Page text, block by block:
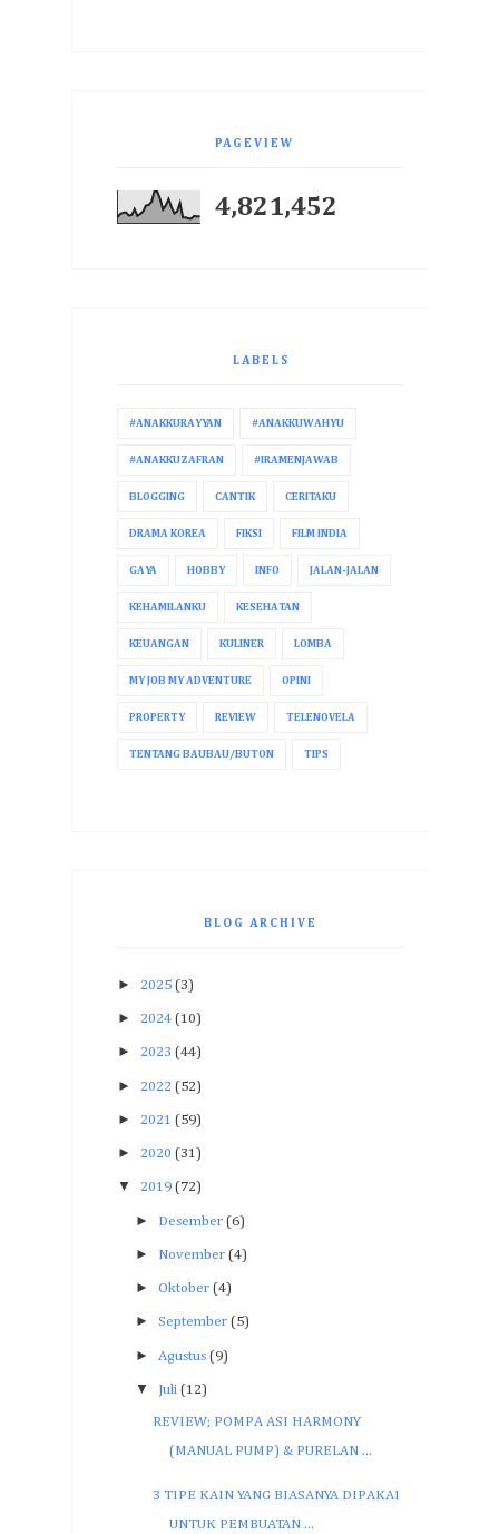
PAGEVIEW
4,821,452
LABELS
#ANAKKURAYYAN #ANAKKUWAHYU
#ANAKKUZAFRAN #IRAMENJAWAB
BLOGGING CANTIK CERITAKU
DRAMA KOREA FIKSI FILM INDIA
GAYA HOBBY INFO JALAN-JALAN
KEHAMILANKU KESEHATAN
KEUANGAN KULINER LOMBA
MY JOB MY ADVENTURE OPINI
PROPERTY REVIEW TELENOVELA
TENTANG BAUBAU/BUTON TIPS
BLOG ARCHIVE
► 2025 (3)
► 2024 (10)
► 2023 (44)
► 2022 (52)
► 2021 (59)
► 2020 (31)
▼ 2019 (72)
► Desember (6)
► November (4)
► Oktober (4)
► September (5)
► Agustus (9)
▼ Juli (12)
REVIEW; POMPA ASI HARMONY
(MANUAL PUMP) & PURELAN ...
3 TIPE KAIN YANG BIASANYA DIPAKAI
UNTUK PEMBUATAN ...